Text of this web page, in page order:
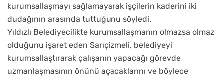
kurumsallaşmayı sağlamayarak işçilerin kaderini iki
dudağının arasında tuttuğunu söyledi.
Yıldızlı Belediyecilikte kurumsallaşmanın olmazsa olmaz
olduğunu işaret eden Sarıçizmeli, belediyeyi
kurumsallaştırarak çalışanın yapacağı görevde
uzmanlaşmasının önünü açacaklarını ve böylece